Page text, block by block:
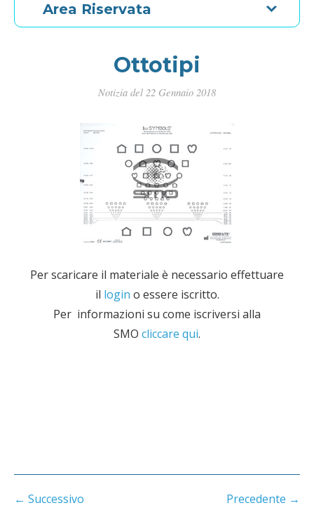
Area Riservata
Materiale formativo
Offerte di lavoro
Abstract Ortottisti
Sportello Europeo
Area tirocinanti
Archivio Newsletter
Ottotipi
Notizia del 22 Gennaio 2018
Per scaricare il materiale è necessario effettuare
il login o essere iscritto.
Per informazioni su come iscriversi alla
SMO cliccare qui.
← Successivo Precedente →
Area tirocinanti
Ambliopia